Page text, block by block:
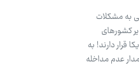
به مشکلات
کشورهای
قرار دارند! به
عدم مداخله